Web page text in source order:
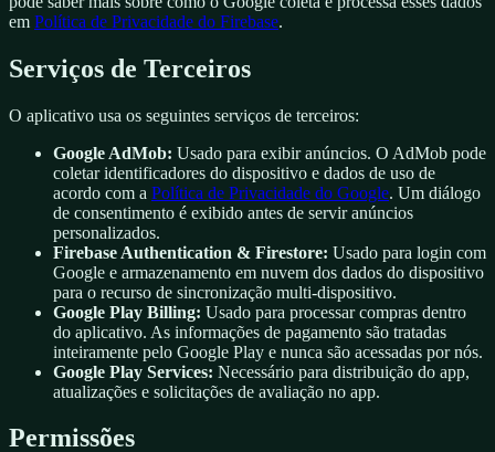
em Política de Privacidade do Firebase.
Serviços de Terceiros
O aplicativo usa os seguintes serviços de terceiros:
Google AdMob: Usado para exibir anúncios. O AdMob pode
coletar identificadores do dispositivo e dados de uso de
acordo com a Política de Privacidade do Google. Um diálogo
de consentimento é exibido antes de servir anúncios
personalizados.
Firebase Authentication & Firestore: Usado para login com
Google e armazenamento em nuvem dos dados do dispositivo
para o recurso de sincronização multi-dispositivo.
Google Play Billing: Usado para processar compras dentro
do aplicativo. As informações de pagamento são tratadas
inteiramente pelo Google Play e nunca são acessadas por nós.
Google Play Services: Necessário para distribuição do app,
atualizações e solicitações de avaliação no app.
Permissões